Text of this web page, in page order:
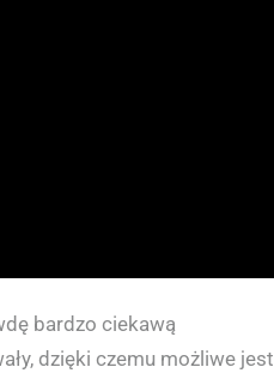
bardzo ciekawą
dzięki czemu możliwe jest